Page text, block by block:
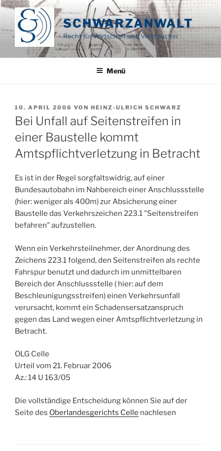
Zum
springen
SCHWARZANWALT
Recht für Wirtschaft und Verbraucher
Menü
VERÖFFENTLICHT
AM
10. APRIL 2006 VON HEINZ-ULRICH SCHWARZ
Bei Unfall auf Seitenstreifen in
einer Baustelle kommt
Amtspflichtverletzung in Betracht
Es ist in der Regel sorgfaltswidrig, auf einer
Bundesautobahn im Nahbereich einer Anschlussstelle
(hier: weniger als 400m) zur Absicherung einer
Baustelle das Verkehrszeichen 223.1 "Seitenstreifen
befahren" aufzustellen.
Wenn ein Verkehrsteilnehmer, der Anordnung des
Zeichens 223.1 folgend, den Seitenstreifen als rechte
Fahrspur benutzt und dadurch im unmittelbaren
Bereich der Anschlussstelle ( hier: auf dem
Beschleunigungsstreifen) einen Verkehrsunfall
verursacht, kommt ein Schadensersatzanspruch
gegen das Land wegen einer Amtspflichtverletzung in
Betracht.
OLG Celle
Urteil vom 21. Februar 2006
Az.: 14 U 163/05
Die vollständige Entscheidung können Sie auf der
Seite des Oberlandesgerichts Celle nachlesen